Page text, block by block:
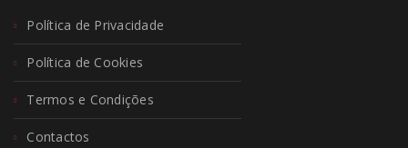
Política de Privacidade
Política de Cookies
Termos e Condições
Contactos